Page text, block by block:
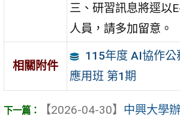
三、研習訊息將逕以
人員，請多加留意。
相關附件
115年度 AI協作
應用班 第1期
【2026-04-30】 中興大學